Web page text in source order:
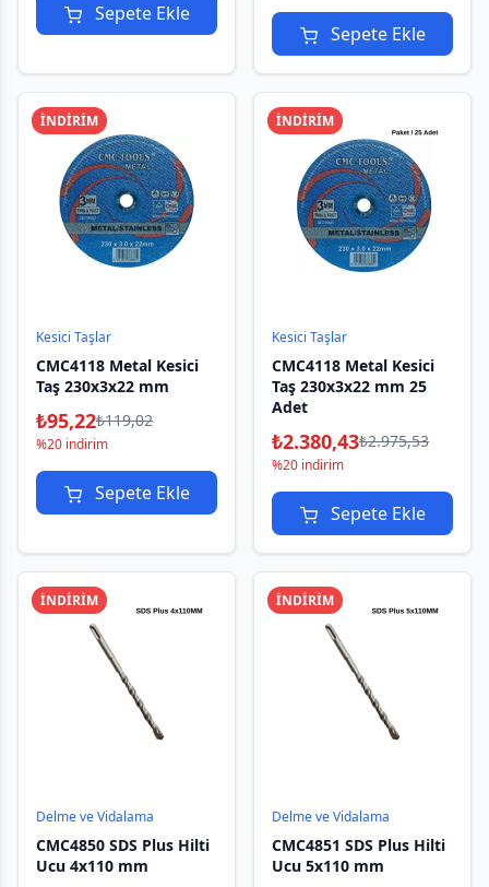
Sepete Ekle
Sepete Ekle
İNDİRİM
Kesici Taşlar
CMC4118 Metal Kesici
Taş 230x3x22 mm
₺95,22₺119,02
%20 indirim
Sepete Ekle
İNDİRİM
Kesici Taşlar
CMC4118 Metal Kesici
Taş 230x3x22 mm 25
Adet
₺2.380,43₺2.975,53
%20 indirim
Sepete Ekle
İNDİRİM
Delme ve Vidalama
CMC4850 SDS Plus Hilti
Ucu 4x110 mm
İNDİRİM
Delme ve Vidalama
CMC4851 SDS Plus Hilti
Ucu 5x110 mm